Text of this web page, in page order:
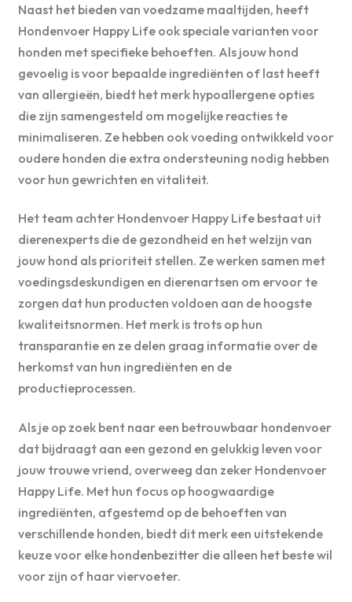
Naast het bieden van voedzame maaltijden, heeft
Hondenvoer Happy Life ook speciale varianten voor
honden met specifieke behoeften. Als jouw hond
gevoelig is voor bepaalde ingrediënten of last heeft
van allergieën, biedt het merk hypoallergene opties
die zijn samengesteld om mogelijke reacties te
minimaliseren. Ze hebben ook voeding ontwikkeld voor
oudere honden die extra ondersteuning nodig hebben
voor hun gewrichten en vitaliteit.
Het team achter Hondenvoer Happy Life bestaat uit
dierenexperts die de gezondheid en het welzijn van
jouw hond als prioriteit stellen. Ze werken samen met
voedingsdeskundigen en dierenartsen om ervoor te
zorgen dat hun producten voldoen aan de hoogste
kwaliteitsnormen. Het merk is trots op hun
transparantie en ze delen graag informatie over de
herkomst van hun ingrediënten en de
productieprocessen.
Als je op zoek bent naar een betrouwbaar hondenvoer
dat bijdraagt aan een gezond en gelukkig leven voor
jouw trouwe vriend, overweeg dan zeker Hondenvoer
Happy Life. Met hun focus op hoogwaardige
ingrediënten, afgestemd op de behoeften van
verschillende honden, biedt dit merk een uitstekende
keuze voor elke hondenbezitter die alleen het beste wil
voor zijn of haar viervoeter.